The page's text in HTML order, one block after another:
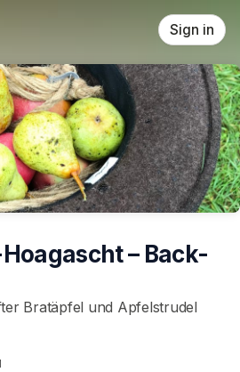
Sign in
– Back-
Bratäpfel und Apfelstrudel